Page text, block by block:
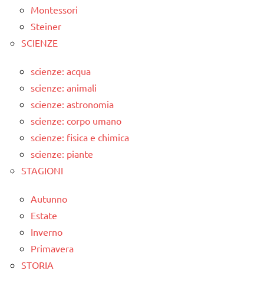
Montessori
Steiner
SCIENZE
scienze: acqua
scienze: animali
scienze: astronomia
scienze: corpo umano
scienze: fisica e chimica
scienze: piante
STAGIONI
Autunno
Estate
Inverno
Primavera
STORIA